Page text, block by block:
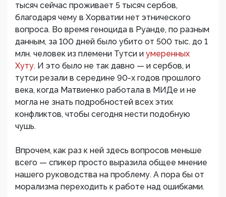
тысяч сейчас проживает 5 тысяч сербов,
благодаря чему в Хорватии нет этнического
вопроса. Во время геноцида в Руанде, по разным
данным, за 100 дней было убито от 500 тыс. до 1
млн. человек из племени Тутси и умеренных
Хуту. И это было не так давно — и сербов, и
тутси резали в середине 90-х годов прошлого
века, когда Матвиенко работала в МИДе и не
могла не знать подробностей всех этих
конфликтов, чтобы сегодня нести подобную
чушь.
Впрочем, как раз к ней здесь вопросов меньше
всего — спикер просто выразила общее мнение
нашего руководства на проблему. А пора бы от
морализма переходить к работе над ошибками.